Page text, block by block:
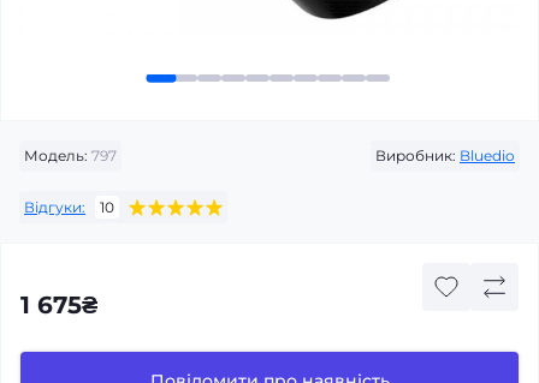
Модель: 797 Виробник: Bluedio
Відгуки: 10
1 675₴